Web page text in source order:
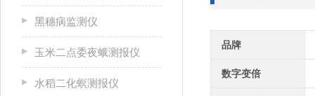
黑穗病监测仪
玉米二点委夜蛾测报仪
水稻二化螟测报仪
品牌
数字变倍